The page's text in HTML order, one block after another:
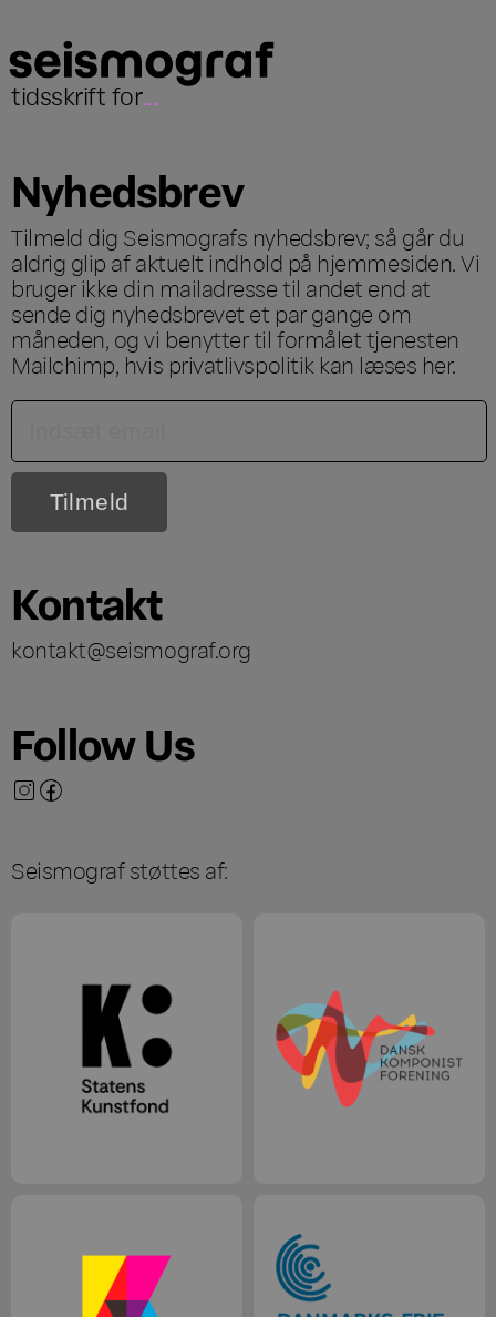
tidsskrift for...
Nyhedsbrev
Tilmeld dig Seismografs nyhedsbrev; så går du
aldrig glip af aktuelt indhold på hjemmesiden. Vi
bruger ikke din mailadresse til andet end at
sende dig nyhedsbrevet et par gange om
måneden, og vi benytter til formålet tjenesten
Mailchimp, hvis privatlivspolitik kan læses her.
Kontakt
kontakt@seismograf.org
Follow Us
Seismograf støttes af: